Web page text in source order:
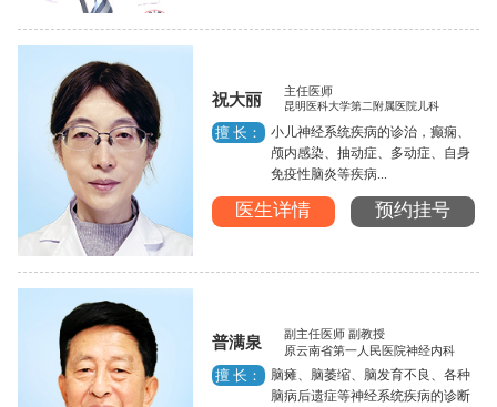
祝大丽 主任医师
昆明医科大学第二附属医院儿科
擅 长：
小儿神经系统疾病的诊治，癫痫、
颅内感染、抽动症、多动症、自身
免疫性脑炎等疾病...
医生详情 预约挂号
普满泉
副主任医师 副教授
原云南省第一人民医院神经内科
擅 长：
脑瘫、脑萎缩、脑发育不良、各种
脑病后遗症等神经系统疾病的诊断